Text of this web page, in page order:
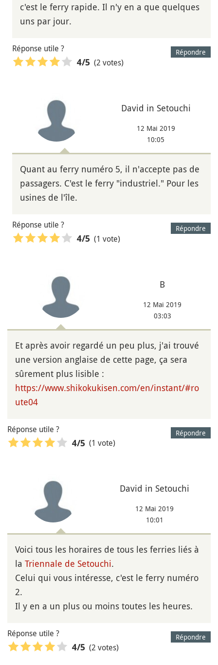
c'est le ferry rapide. Il n'y en a que quelques
uns par jour.
Répondre
Réponse utile ?
4/5 (2 votes)
David in Setouchi
12 Mai 2019
10:05
Quant au ferry numéro 5, il n'accepte pas de
passagers. C'est le ferry "industriel." Pour les
usines de l'île.
Répondre
Réponse utile ?
4/5 (1 vote)
B
12 Mai 2019
03:03
Et après avoir regardé un peu plus, j'ai trouvé
une version anglaise de cette page, ça sera
sûrement plus lisible :
https://www.shikokukisen.com/en/instant/#ro
ute04
Répondre
Réponse utile ?
4/5 (1 vote)
David in Setouchi
12 Mai 2019
10:01
Voici tous les horaires de tous les ferries liés à
la Triennale de Setouchi.
Celui qui vous intéresse, c'est le ferry numéro
2.
Il y en a un plus ou moins toutes les heures.
Répondre
Réponse utile ?
4/5 (2 votes)